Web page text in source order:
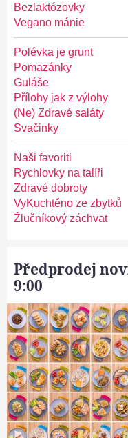
Bezlaktózovky
Vegano mánie
Polévka je grunt
Pomazánky
Guláše
Přílohy jak z výlohy
(Ne) Zdravé saláty
Svačinky
Naši favoriti
Rychlovky na talíři
Zdravé dobroty
VyKuchtěno ze zbytků
Žlučníkový záchvat
Předprodej
9:00